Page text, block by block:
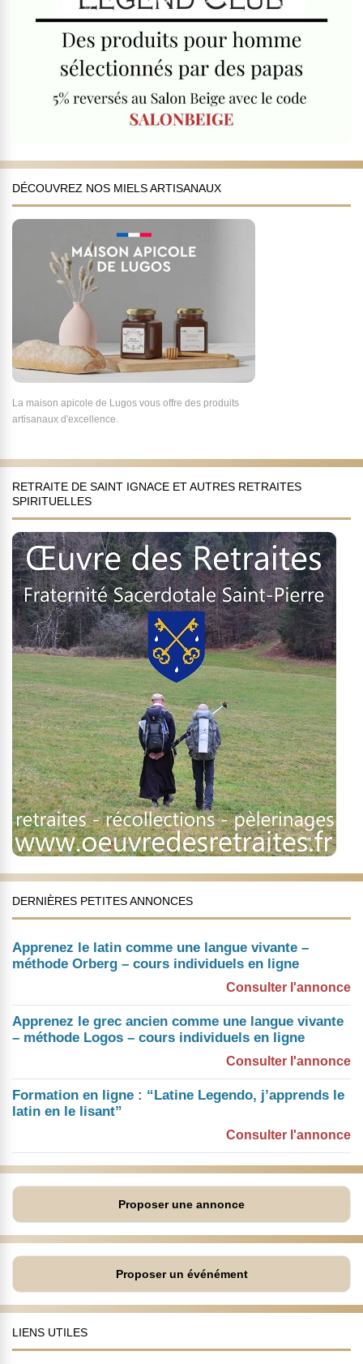
DÉCOUVREZ NOS MIELS ARTISANAUX
La maison apicole de Lugos vous offre des produits
artisanaux d'excellence.
RETRAITE DE SAINT IGNACE ET AUTRES RETRAITES
SPIRITUELLES
DERNIÈRES PETITES ANNONCES
Apprenez le latin comme une langue vivante –
méthode Orberg – cours individuels en ligne
Consulter l'annonce
Apprenez le grec ancien comme une langue vivante
– méthode Logos – cours individuels en ligne
Consulter l'annonce
Formation en ligne : “Latine Legendo, j’apprends le
latin en le lisant”
Consulter l'annonce
Proposer une annonce
Proposer un événément
LIENS UTILES